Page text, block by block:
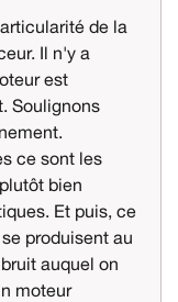
de la
Il n'y a
est
Soulignons
ce sont les
bien
Et puis, ce
produisent au
auquel on
moteur